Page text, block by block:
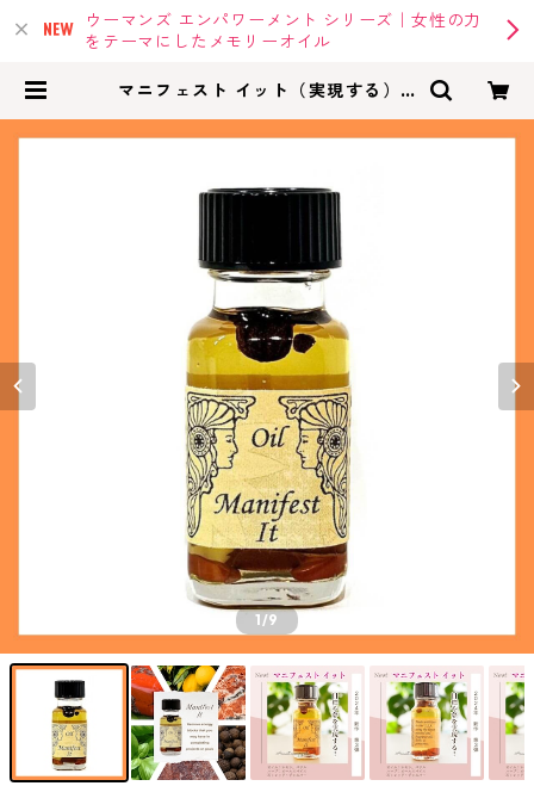
ウーマンズ エンパワーメント シリーズ｜女性の力
をテーマにしたメモリーオイル
マニフェスト イット（実現する） -
1/9